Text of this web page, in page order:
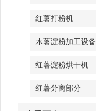
红薯打粉机
木薯淀粉加工设备
红薯淀粉烘干机
红薯分离部分